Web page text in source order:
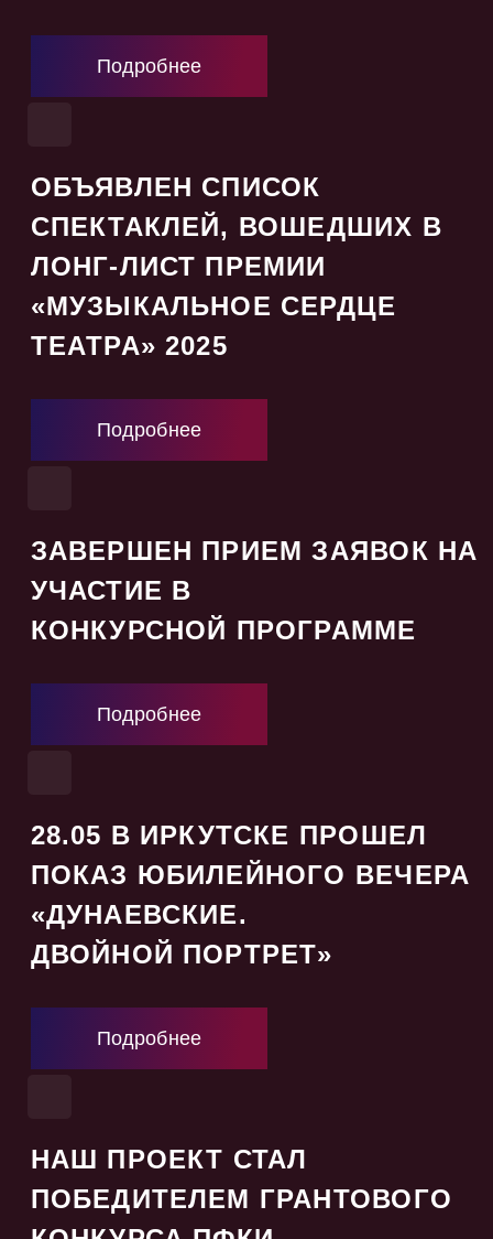
Подробнее
ОБЪЯВЛЕН СПИСОК
СПЕКТАКЛЕЙ, ВОШЕДШИХ В
ЛОНГ-ЛИСТ ПРЕМИИ
«МУЗЫКАЛЬНОЕ СЕРДЦЕ
ТЕАТРА» 2025
Подробнее
ЗАВЕРШЕН ПРИЕМ ЗАЯВОК НА
УЧАСТИЕ В
КОНКУРСНОЙ ПРОГРАММЕ
Подробнее
28.05 В ИРКУТСКЕ ПРОШЕЛ
ПОКАЗ ЮБИЛЕЙНОГО ВЕЧЕРА
«ДУНАЕВСКИЕ.
ДВОЙНОЙ ПОРТРЕТ»
Подробнее
НАШ ПРОЕКТ СТАЛ
ПОБЕДИТЕЛЕМ ГРАНТОВОГО